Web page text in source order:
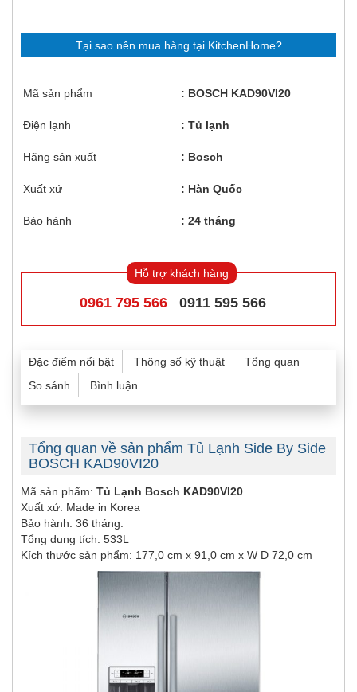
Tại sao nên mua hàng tại KitchenHome?
Mã sản phẩm BOSCH KAD90VI20
Điện lạnh Tủ lạnh
Hãng sản xuất Bosch
Xuất xứ Hàn Quốc
Bảo hành 24 tháng
Hỗ trợ khách hàng
0961 795 566 0911 595 566
Đặc điểm nổi bật Thông số kỹ thuật
Tổng quan
So sánh
Bình luận
Tổng quan về sản phẩm Tủ Lạnh Side By Side
BOSCH KAD90VI20
Mã sản phẩm: Tủ Lạnh Bosch KAD90VI20
Xuất xứ: Made in Korea
Bảo hành: 36 tháng.
Tổng dung tích: 533L
Kích thước sản phẩm: 177,0 cm x 91,0 cm x W D 72,0 cm